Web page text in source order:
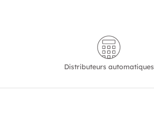
Distributeurs automatiques